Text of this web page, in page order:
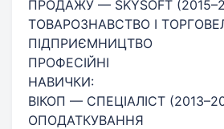
ПРОДАЖУ — SKYSOFT
ТОВАРОЗНАВСТВО І
ПІДПРИЄМНИЦТВО
ПРОФЕСІЙНІ
НАВИЧКИ:
ВІКОП — СПЕЦІАЛІСТ
ОПОДАТКУВАННЯ